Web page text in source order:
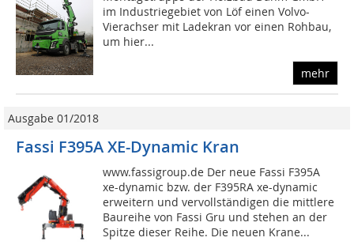
im Industriegebiet von Löf einen Volvo-
Vierachser mit Ladekran vor einen Rohbau,
um hier...
mehr
Ausgabe 01/2018
Fassi F395A XE-Dynamic Kran
www.fassigroup.de Der neue Fassi F395A
xe-dynamic bzw. der F395RA xe-dynamic
erweitern und vervollständigen die mittlere
Baureihe von Fassi Gru und stehen an der
Spitze dieser Reihe. Die neuen Krane...